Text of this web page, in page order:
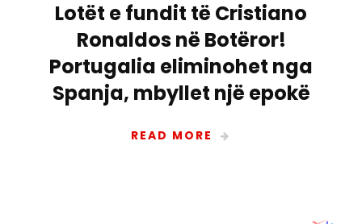
Lotët e fundit të Cristiano
Ronaldos në Botëror!
Portugalia eliminohet nga
Spanja, mbyllet një epokë
READ MORE